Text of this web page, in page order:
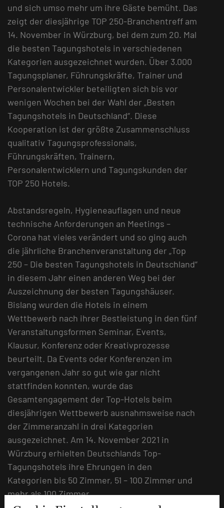
und sich umso mehr um ihre Gäste bemüht. Das
zeigt der diesjährige TOP 250-Branchentreff am
14. November in Würzburg, bei dem zum 20. Mal
die besten Tagungshotels in verschiedenen
Kategorien ausgezeichnet wurden. Über 3.000
Tagungsplaner, Führungskräfte, Trainer und
Personalentwickler beteiligten sich bis vor
wenigen Wochen bei der Wahl der „Besten
Tagungshotels in Deutschland“. Diese
Kooperation ist der größte Zusammenschluss
qualitativ Tagungsprofessionals,
Führungskräften, Trainern,
Personalentwicklern und Tagungskunden der
TOP 250 Hotels.
Abstandsregeln, Hygieneauflagen und neue
technische Anforderungen an Meetings –
Corona hat vieles verändert und so ging auch
die jährliche Branchenveranstaltung der „Top
250 – Die besten Tagungshotels in Deutschland“
in diesem Jahr einen anderen Weg bei der
Auszeichnung der besten Tagungshäuser.
Bislang wurden die Hotels in einem
Wettbewerb nach ihrer Bestleistung in den fünf
Veranstaltungsformen Seminar, Events,
Klausur, Konferenz oder Kreativprozesse
beurteilt. Da Events oder Konferenzen im
vergangenen Jahr so gut wie gar nicht
stattfinden konnten, wurde das
Gesamtengagement der Top-Hotels beim
diesjährigen Wettbewerb ausnahmsweise nach
der Zimmeranzahl in drei Kategorien
ausgezeichnet. Am 14. November 2021 in
Würzburg erhielten Deutschlands Top-
Tagungshotels ihre Ehrungen in den
Kategorien bis 50 Zimmer, 51 – 100 Zimmer und
mehr als 100 Zimmer.